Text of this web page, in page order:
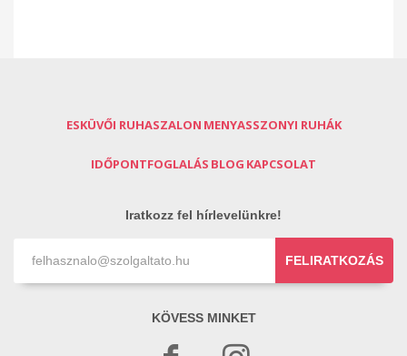
ESKÜVŐI RUHASZALON MENYASSZONYI RUHÁK
IDŐPONTFOGLALÁS BLOG KAPCSOLAT
Iratkozz fel hírlevelünkre!
FELIRATKOZÁS
KÖVESS MINKET